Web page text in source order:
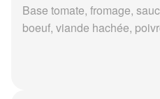
Base tomate, fromage,
boeuf, viande hachée,